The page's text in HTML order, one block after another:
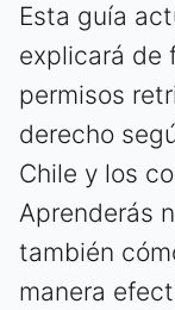
Esta guía
explicará de
permisos
derecho
Chile y los
Aprenderás
también
manera